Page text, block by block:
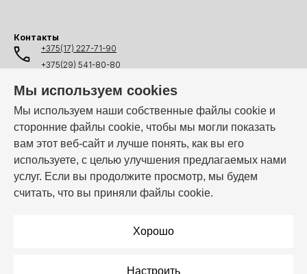
Мы используем cookies
Мы используем наши собственные файлы cookie и
сторонние файлы cookie, чтобы мы могли показать
вам этот веб-сайт и лучше понять, как вы его
используете, с целью улучшения предлагаемых нами
услуг. Если вы продолжите просмотр, мы будем
считать, что вы приняли файлы cookie.
Хорошо
Настроить
Контакты
+375(17) 227-71-90
+375(29) 541-80-80
+375(44) 541-80-80
info@i-ven.by
Мы в мессенджерах:
Режим работы: Пн–Пт: 10:00 – 19:00